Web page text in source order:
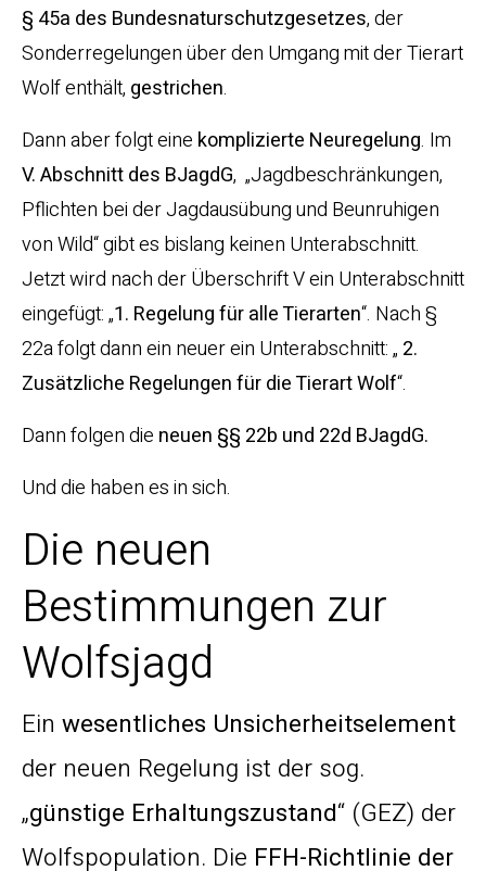
§ 45a des Bundesnaturschutzgesetzes, der
Sonderregelungen über den Umgang mit der Tierart
Wolf enthält, gestrichen.
Dann aber folgt eine komplizierte Neuregelung. Im
V. Abschnitt des BJagdG, „Jagdbeschränkungen,
Pflichten bei der Jagdausübung und Beunruhigen
von Wild“ gibt es bislang keinen Unterabschnitt.
Jetzt wird nach der Überschrift V ein Unterabschnitt
eingefügt: „1. Regelung für alle Tierarten“. Nach §
22a folgt dann ein neuer ein Unterabschnitt: „ 2.
Zusätzliche Regelungen für die Tierart Wolf“.
Dann folgen die neuen §§ 22b und 22d BJagdG.
Und die haben es in sich.
Die neuen
Bestimmungen zur
Wolfsjagd
Ein wesentliches Unsicherheitselement
der neuen Regelung ist der sog.
„günstige Erhaltungszustand“ (GEZ) der
Wolfspopulation. Die FFH-Richtlinie der